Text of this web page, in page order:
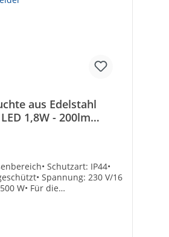
aus Edelstahl
1,8W - 200lm
Schutzart: IP44•
Spannung: 230 V/16
W• Für die